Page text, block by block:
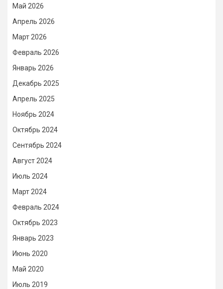
Май 2026
Апрель 2026
Март 2026
Февраль 2026
Январь 2026
Декабрь 2025
Апрель 2025
Ноябрь 2024
Октябрь 2024
Сентябрь 2024
Август 2024
Июль 2024
Март 2024
Февраль 2024
Октябрь 2023
Январь 2023
Июнь 2020
Май 2020
Июль 2019